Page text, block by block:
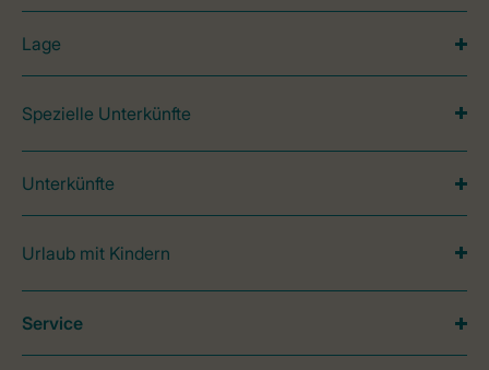
Lage
Spezielle Unterkünfte
Unterkünfte
Urlaub mit Kindern
Service